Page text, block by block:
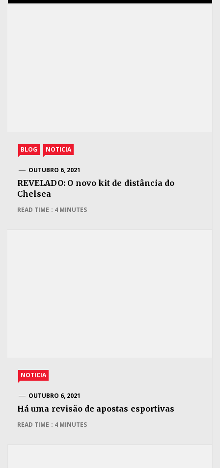
BLOG NOTICIA
OUTUBRO 6, 2021
REVELADO: O novo kit de distância do
Chelsea
READ TIME : 4 MINUTES
NOTICIA
OUTUBRO 6, 2021
Há uma revisão de apostas esportivas
READ TIME : 4 MINUTES